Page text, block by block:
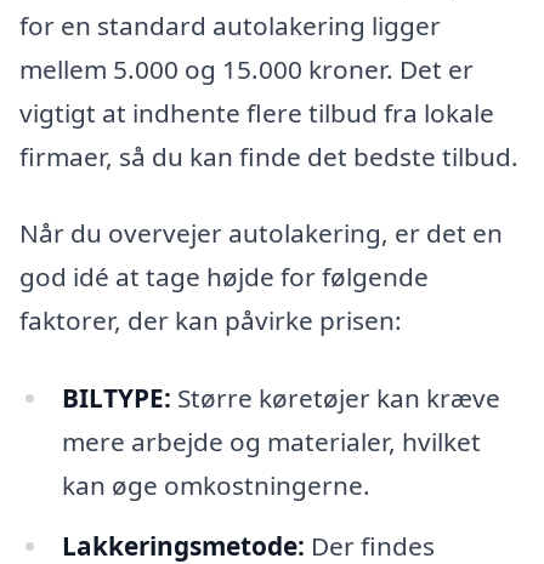
for en standard autolakering ligger
mellem 5.000 og 15.000 kroner. Det er
vigtigt at indhente flere tilbud fra lokale
firmaer, så du kan finde det bedste tilbud.
Når du overvejer autolakering, er det en
god idé at tage højde for følgende
faktorer, der kan påvirke prisen:
BILTYPE: Større køretøjer kan kræve
mere arbejde og materialer, hvilket
kan øge omkostningerne.
Lakkeringsmetode: Der findes